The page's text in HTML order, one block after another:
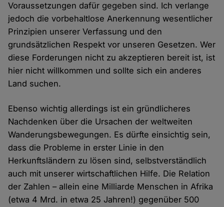
Voraussetzungen dafür gegeben sind. Ich verlange
jedoch die vorbehaltlose Anerkennung wesentlicher
Prinzipien unserer Verfassung und den
grundsätzlichen Respekt vor unseren Gesetzen. Wer
diese Forderungen nicht zu akzeptieren bereit ist, ist
hier nicht willkommen und sollte sich ein anderes
Land suchen.
Ebenso wichtig allerdings ist ein gründlicheres
Nachdenken über die Ursachen der weltweiten
Wanderungsbewegungen. Es dürfte einsichtig sein,
dass die Probleme in erster Linie in den
Herkunftsländern zu lösen sind, selbstverständlich
auch mit unserer wirtschaftlichen Hilfe. Die Relation
der Zahlen – allein eine Milliarde Menschen in Afrika
(etwa 4 Mrd. in etwa 25 Jahren!) gegenüber 500